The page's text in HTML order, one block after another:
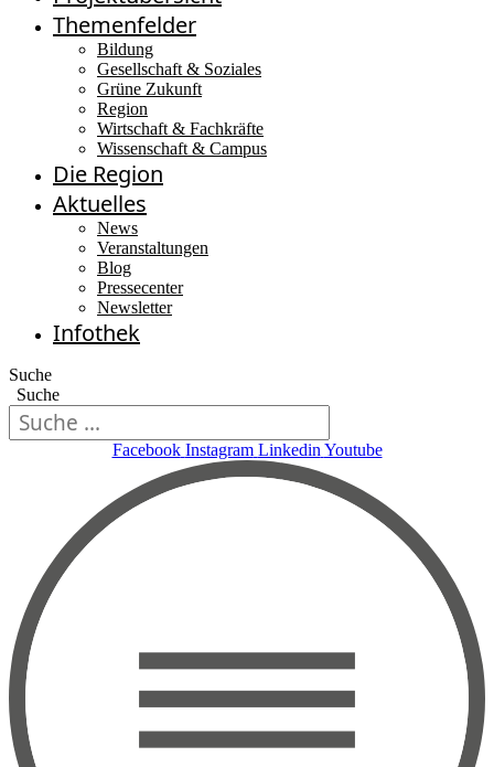
Themenfelder
Bildung
Gesellschaft & Soziales
Grüne Zukunft
Region
Wirtschaft & Fachkräfte
Wissenschaft & Campus
Die Region
Aktuelles
News
Veranstaltungen
Blog
Pressecenter
Newsletter
Infothek
Suche
Suche
Facebook Instagram Linkedin Youtube